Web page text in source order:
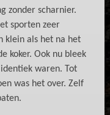
zonder scharnier.
sporten zeer
klein als het na het
koker. Ook nu bleek
waren. Tot
was het over. Zelf